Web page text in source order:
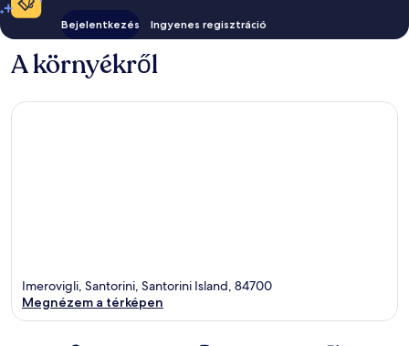
Bejelentkezés Ingyenes regisztráció
A környékről
Imerovigli, Santorini, Santorini Island, 84700
Megnézem a térképen